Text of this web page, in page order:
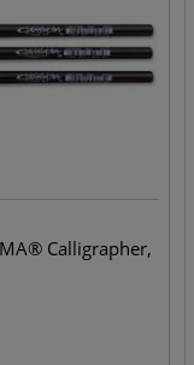
Calligrapher,